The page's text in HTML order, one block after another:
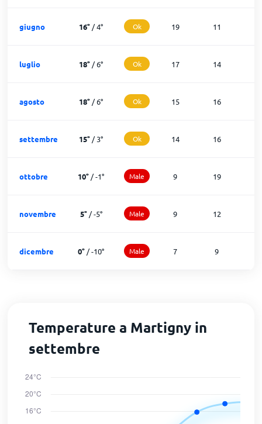
giugno 16° /4° Ok 19 11
luglio 18° /6° Ok 17 14
agosto 18° /6° Ok 15 16
settembre 15° /3° Ok 14 16
ottobre 10° /-1° Male 9 19
novembre 5°/-5° Male 9 12
dicembre 0° /-10° Male 7 9
Temperature a Martigny in
settembre